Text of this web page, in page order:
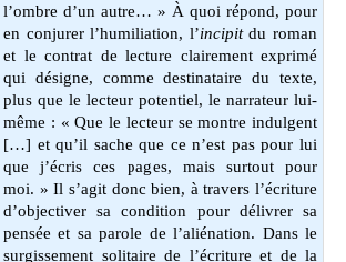
l’ombre d’un autre… » À quoi répond, pour
en conjurer l’humiliation, l’incipitdu roman
et le contrat de lecture clairement exprimé
qui désigne, comme destinataire du texte,
plus que le lecteur potentiel, le narrateur lui-
même : « Que le lecteur se montre indulgent
[…] et qu’il sache que ce n’est pas pour lui
que j’écris ces pages, mais surtout pour
moi. » Il s’agit donc bien, à travers l’écriture
d’objectiver sa condition pour délivrer sa
pensée et sa parole de l’aliénation. Dans le
surgissement solitaire de l’écriture et de la